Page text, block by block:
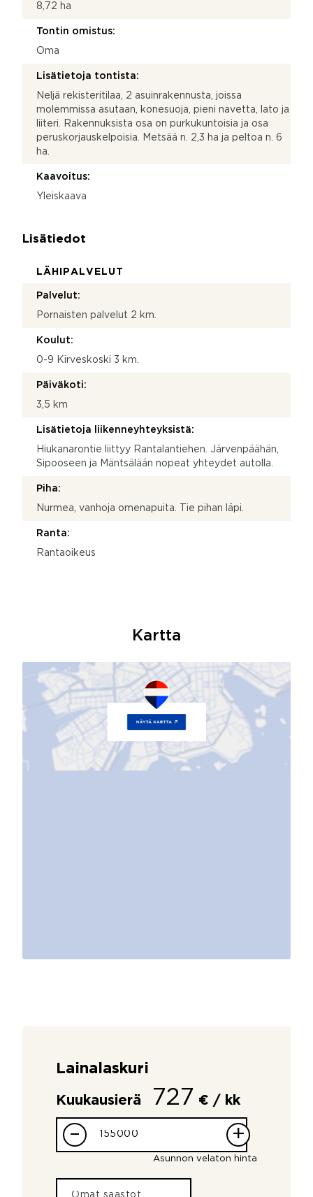
8,72 ha
Tontin omistus:
Oma
Lisätietoja tontista:
Neljä rekisteritilaa, 2 asuinrakennusta, joissa
molemmissa asutaan, konesuoja, pieni navetta, lato ja
liiteri. Rakennuksista osa on purkukuntoisia ja osa
peruskorjauskelpoisia. Metsää n. 2,3 ha ja peltoa n. 6
ha.
Kaavoitus:
Yleiskaava
Lisätiedot
LÄHIPALVELUT
Palvelut:
Pornaisten palvelut 2 km.
Koulut:
0-9 Kirveskoski 3 km.
Päiväkoti:
3,5 km
Lisätietoja liikenneyhteyksistä:
Hiukanarontie liittyy Rantalantiehen. Järvenpäähän,
Sipooseen ja Mäntsälään nopeat yhteydet autolla.
Piha:
Nurmea, vanhoja omenapuita. Tie pihan läpi.
Ranta:
Rantaoikeus
Kartta
Lainalaskuri
Kuukausierä 727 € / kk
– +
Asunnon velaton hinta